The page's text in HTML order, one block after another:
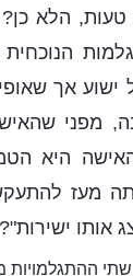
הלא
אך
מפני
היא
מעז
אותו ישירות"?